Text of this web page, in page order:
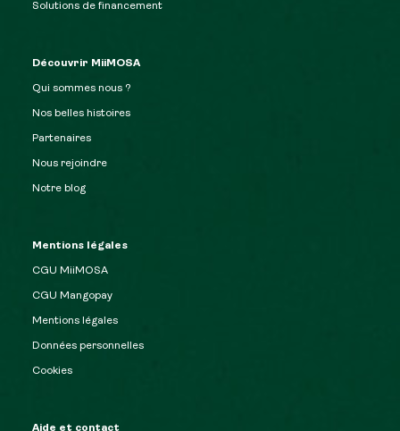
Solutions de financement
Découvrir MiiMOSA
Qui sommes nous ?
Nos belles histoires
Partenaires
Nous rejoindre
Notre blog
Mentions légales
CGU MiiMOSA
CGU Mangopay
Mentions légales
Données personnelles
Cookies
Aide et contact